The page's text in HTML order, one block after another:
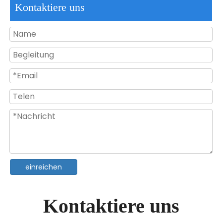
24W RGB-LED-Schwimmbadleuchte zur Wandmontage aus ABS-PC 18W mehrfarbige RGB-LED-Pool-Unterwasserbeleuchtung
Kontaktiere uns
einreichen
Kontaktiere uns